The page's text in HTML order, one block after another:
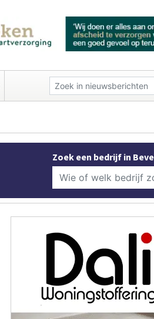
Zoek een bedrijf in